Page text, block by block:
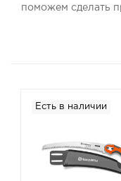
поможем сделать
Есть в наличии